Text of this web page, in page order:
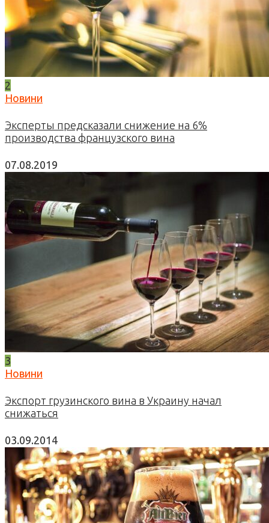
2
Новини
Эксперты предсказали снижение на 6%
производства французского вина
07.08.2019
3
Новини
Экспорт грузинского вина в Украину начал
снижаться
03.09.2014